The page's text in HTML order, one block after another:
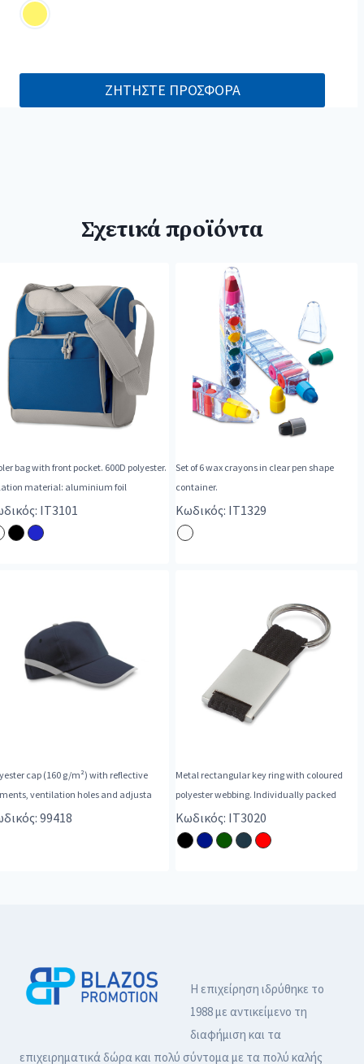
ΖΗΤΗΣΤΕ ΠΡΟΣΦΟΡΑ
Σχετικά προϊόντα
bag with front pocket. 600D polyester.
material: aluminium foil
IT3101
Set of 6 wax crayons in clear pen shape
container.
Κωδικός: IT1329
cap (160 g/m²) with reflective
ventilation holes and adjusta
99418
Metal rectangular key ring with coloured
polyester webbing. Individually packed
Κωδικός: IT3020
Η επιχείρηση ιδρύθηκε το
1988 με αντικείμενο τη
διαφήμιση και τα
επιχειρηματικά δώρα και πολύ σύντομα με τα πολύ καλής